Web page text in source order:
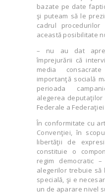
bazate pe date
şi puteam să le
cadrul procedurilor
această posibilitate
– nu au dat
împrejurării că
media
importanţă socială
perioada
alegerea deputaţilor
Federale a Federaţiei
În conformitate cu
Convenţiei, în
libertăţii de
constituie o
regim democratic
alegerilor trebuie să
specială, şi e
un de aparare nivel